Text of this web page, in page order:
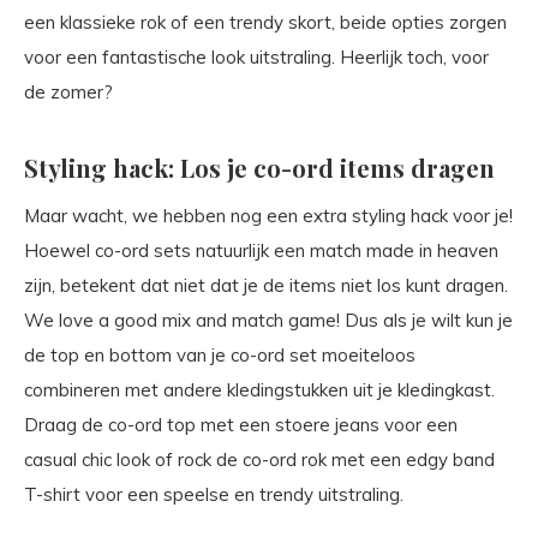
een klassieke rok of een trendy skort, beide opties zorgen
voor een fantastische look uitstraling. Heerlijk toch, voor
de zomer?
Styling hack: Los je co-ord items dragen
Maar wacht, we hebben nog een extra styling hack voor je!
Hoewel co-ord sets natuurlijk een match made in heaven
zijn, betekent dat niet dat je de items niet los kunt dragen.
We love a good mix and match game! Dus als je wilt kun je
de top en bottom van je co-ord set moeiteloos
combineren met andere kledingstukken uit je kledingkast.
Draag de co-ord top met een stoere jeans voor een
casual chic look of rock de co-ord rok met een edgy band
T-shirt voor een speelse en trendy uitstraling.